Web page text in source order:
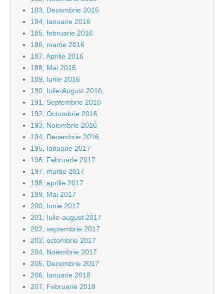
183, Decembrie 2015
184, Ianuarie 2016
185, februarie 2016
186, martie 2016
187, Aprilie 2016
188, Mai 2016
189, Iunie 2016
190, Iulie-August 2016
191, Septembrie 2016
192, Octombrie 2016
193, Noiembrie 2016
194, Decembrie 2016
195, Ianuarie 2017
196, Februarie 2017
197, martie 2017
198, aprilie 2017
199, Mai 2017
200, Iunie 2017
201, Iulie-august 2017
202, septembrie 2017
203, octombrie 2017
204, Noiembrie 2017
205, Decembrie 2017
206, Ianuarie 2018
207, Februarie 2018